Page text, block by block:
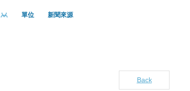
單位 新聞來源
Back